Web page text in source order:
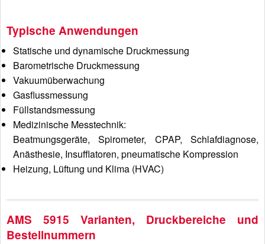
Typische Anwendungen
Statische und dynamische Druckmessung
Barometrische Druckmessung
Vakuumüberwachung
Gasflussmessung
Füllstandsmessung
Medizinische Messtechnik:
Beatmungsgeräte, Spirometer, CPAP, Schlafdiagnose,
Anästhesie, Insufflatoren, pneumatische Kompression
Heizung, Lüftung und Klima (HVAC)
AMS 5915 Varianten, Druckbereiche und
Bestellnummern